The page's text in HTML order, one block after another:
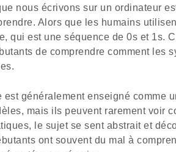
nous écrivons sur un ordinateur
Alors que les humains
qui est une séquence de 0s et 1s.
de comprendre comment les
généralement enseigné comme
mais ils peuvent rarement voir
le sujet se sent abstrait et
ont souvent du mal à